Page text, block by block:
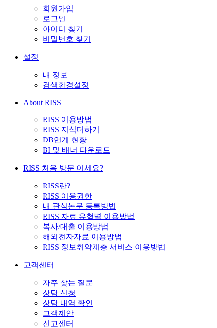
회원가입
로그인
아이디 찾기
비밀번호 찾기
설정
내 정보
검색환경설정
About RISS
RISS 이용방법
RISS 지식더하기
DB연계 현황
BI 및 배너 다운로드
RISS 처음 방문 이세요?
RISS란?
RISS 이용권한
내 관심논문 등록방법
RISS 자료 유형별 이용방법
복사/대출 이용방법
해외전자자료 이용방법
RISS 정보취약계층 서비스 이용방법
고객센터
자주 찾는 질문
상담 신청
상담 내역 확인
고객제안
신고센터